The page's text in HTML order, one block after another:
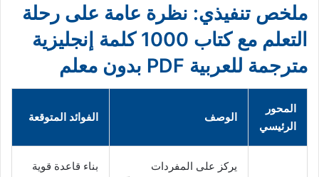
ملخص تنفيذي: نظرة عامة على رحلة
التعلم مع كتاب 1000 كلمة إنجليزية
مترجمة للعربية PDF بدون معلم
المحور
الرئيسي
الوصف الفوائد المتوقعة
يركز على المفردات
بناء قاعدة قوية